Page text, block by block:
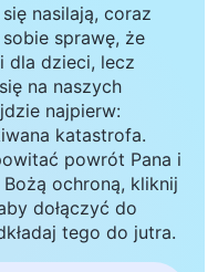
nasilają, coraz
sprawę, że
dla dzieci, lecz
na naszych
najpierw:
katastrofa.
powrót Pana i
ochroną, kliknij
dołączyć do
tego do jutra.